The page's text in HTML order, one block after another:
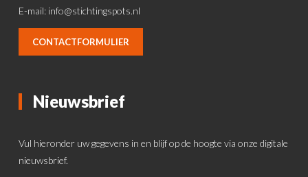
E-mail: info@stichtingspots.nl
CONTACTFORMULIER
Nieuwsbrief
Vul hieronder uw gegevens in en blijf op de hoogte via onze digitale
nieuwsbrief.